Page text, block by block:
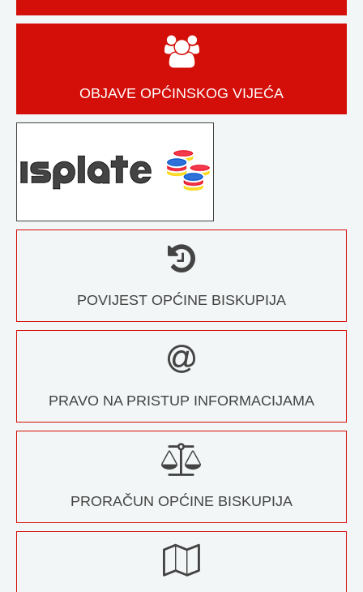
OBJAVE OPĆINSKOG VIJEĆA
POVIJEST OPĆINE BISKUPIJA
PRAVO NA PRISTUP INFORMACIJAMA
PRORAČUN OPĆINE BISKUPIJA